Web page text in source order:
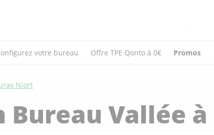
votre bureau Offre TPE Qonto à 0€ Promos
Niort
Vallée à